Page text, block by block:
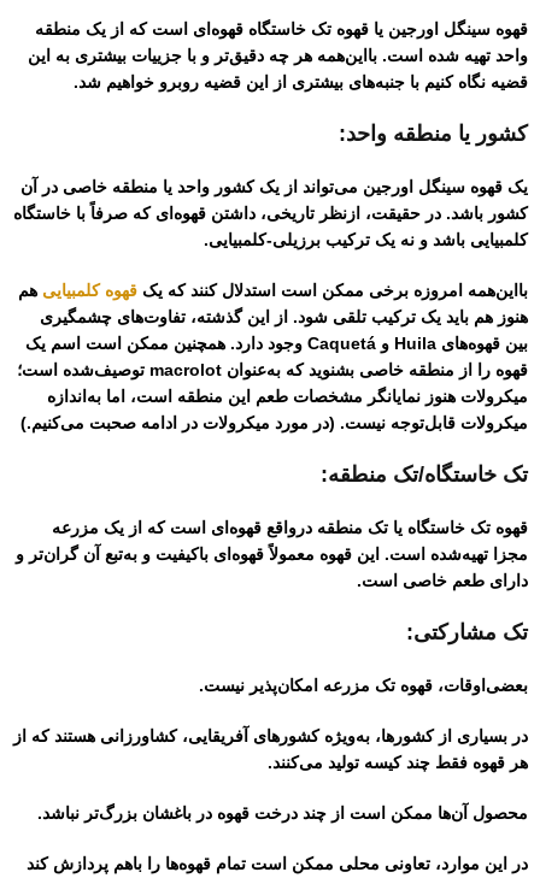
قهوه سینگل اورجین یا قهوه تک خاستگاه قهوه‌ای است که از یک منطقه
واحد تهیه شده است. بااین‌همه هر چه دقیق‌تر و با جزییات بیشتری به این
قضیه نگاه کنیم با جنبه‌های بیشتری از این قضیه روبرو خواهیم شد.
کشور یا منطقه واحد:
یک قهوه سینگل اورجین می‌تواند از یک کشور واحد یا منطقه خاصی در آن
کشور باشد. در حقیقت، ازنظر تاریخی، داشتن قهوه‌ای که صرفاً با خاستگاه
کلمبیایی باشد و نه یک ترکیب برزیلی-کلمبیایی.
بااین‌همه امروزه برخی ممکن است استدلال کنند که یکقهوه کلمبیایی هم
هنوز هم باید یک ترکیب تلقی شود. از این گذشته، تفاوت‌های چشمگیری
بین قهوه‌های Huila و Caquetá وجود دارد. همچنین ممکن است اسم یک
قهوه را از منطقه خاصی بشنوید که به‌عنوان macrolot توصیف‌شده است؛
میکرولات هنوز نمایانگر مشخصات طعم این منطقه است، اما به‌اندازه
میکرو‌لات قابل‌توجه نیست. (در مورد میکرو‌لات در ادامه صحبت می‌کنیم.)
تک خاستگاه/تک منطقه:
قهوه تک خاستگاه یا تک منطقه درواقع قهوه‌ای است که از یک مزرعه
مجزا تهیه‌شده است. این قهوه معمولاً قهوه‌ای باکیفیت و به‌تبع آن گران‌تر و
دارای طعم خاصی است.
تک مشارکتی:
بعضی‌اوقات، قهوه تک مزرعه امکان‌پذیر نیست.
در بسیاری از کشورها، به‌ویژه کشورهای آفریقایی، کشاورزانی هستند که از
هر قهوه فقط چند کیسه تولید می‌کنند.
محصول آن‌ها ممکن است از چند درخت قهوه در باغشان بزرگ‌تر نباشد.
در این موارد، تعاونی محلی ممکن است تمام قهوه‌ها را باهم پردازش کند